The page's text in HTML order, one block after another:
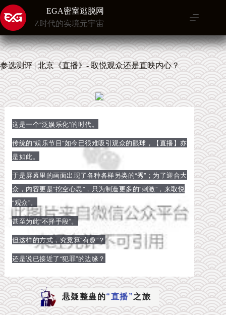
跳
至
内
容
EGA密室逃脱网
Z时代的实境元宇宙
参选测评 | 北京《直播》- 取悦观众还是直映内心？
这是一个“泛娱乐化”的时代。
传统的“娱乐节目”如今已很难吸引观众的眼球，【直播】亦
是如此。
于是屏幕里的画面出现了各种各样另类的“秀”；为了迎合大
众，内容更是“挖空心思”，只为制造更多的“刺激”，来取悦
“观众”。
甚至为此“不择手段”。
但这样的方式，究竟算“有趣”？
还是说已接近了“犯罪”的边缘？
悬疑整蛊的“直播”之旅